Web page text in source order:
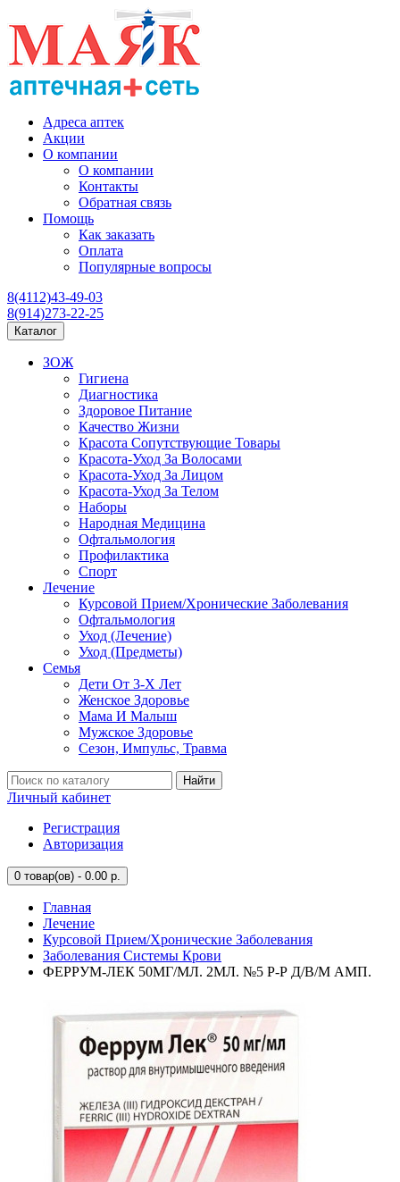
Адреса аптек
Акции
О компании
О компании
Контакты
Обратная связь
Помощь
Как заказать
Оплата
Популярные вопросы
8(4112)43-49-03
8(914)273-22-25
Каталог
ЗОЖ
Гигиена
Диагностика
Здоровое Питание
Качество Жизни
Красота Сопутствующие Товары
Красота-Уход За Волосами
Красота-Уход За Лицом
Красота-Уход За Телом
Наборы
Народная Медицина
Офтальмология
Профилактика
Спорт
Лечение
Курсовой Прием/Хронические Заболевания
Офтальмология
Уход (Лечение)
Уход (Предметы)
Семья
Дети От 3-Х Лет
Женское Здоровье
Мама И Малыш
Мужское Здоровье
Сезон, Импульс, Травма
Найти
Личный кабинет
Регистрация
Авторизация
0 товар(ов) - 0.00 р.
Главная
Лечение
Курсовой Прием/Хронические Заболевания
Заболевания Системы Крови
ФЕРРУМ-ЛЕК 50МГ/МЛ. 2МЛ. №5 Р-Р Д/В/М АМП.